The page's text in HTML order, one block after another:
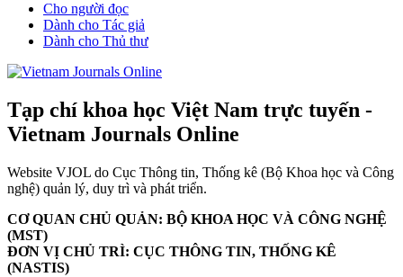
Cho người đọc
Dành cho Tác giả
Dành cho Thủ thư
Tạp chí khoa học Việt Nam trực tuyến -
Vietnam Journals Online
Website VJOL do Cục Thông tin, Thống kê (Bộ Khoa học và Công
nghệ) quản lý, duy trì và phát triển.
CƠ QUAN CHỦ QUẢN: BỘ KHOA HỌC VÀ CÔNG NGHỆ
(MST)
ĐƠN VỊ CHỦ TRÌ: CỤC THÔNG TIN, THỐNG KÊ
(NASTIS)